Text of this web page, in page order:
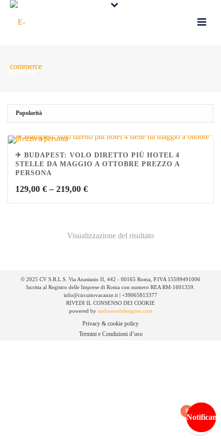
SHOP
✈ BUDAPEST: VOLO DIRETTO PIÙ HOTEL 4
STELLE DA MAGGIO A OTTOBRE PREZZO A
PERSONA
129,00 € – 219,00 €
Visualizzazione del risultato
© 2025 CV S.R.L.S. Via Anastasio II, 442 - 00165 Roma, P.IVA 15599491006
Iscritta al Registro delle Imprese di Roma con numero REA RM-1601359.
info@circuitovacanze.it | +39065813377
RIVEDI IL CONSENSO DEI COOKIE
powered by andreawebdesigner.com
Privacy & cookie policy
Termini e Condizioni d’uso
0
Notificami
Notificami